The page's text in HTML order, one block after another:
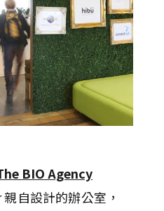
BIO Agency
自設計的辦公室，